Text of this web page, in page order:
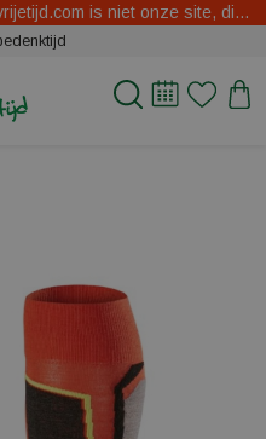
Waarschuwing de site leerentveldvrijetijd.com is niet onze site, dit zijn oplichters.